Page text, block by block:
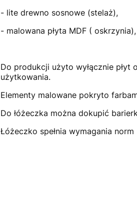
- lite drewno sosnowe (stelaż),
- malowana płyta MDF ( oskrzynia),
Do produkcji użyto wyłącznie płyt
użytkowania.
Elementy malowane pokryto
Do łóżeczka można dokupić
Łóżeczko spełnia wymagania